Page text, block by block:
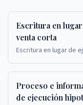
Escritura en
venta corta
Escritura en lugar de
Proceso e
de ejecución